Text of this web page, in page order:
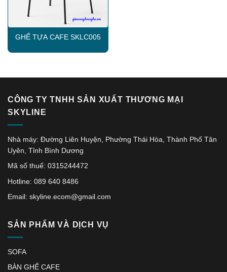
GHẾ TỰA CAFE SKLC005
CÔNG TY TNHH SẢN XUẤT THƯƠNG MẠI
SKYLINE
Nhà máy: Đường Liên Huyện, Phường Thái Hòa, Thành Phố Tân
Uyên, Tỉnh Bình Dương
Mã số thuế: 0315244472
Hotline: 089 640 8486
Email: skyline.ecom@gmail.com
SẢN PHẨM VÀ DỊCH VỤ
SOFA
BÀN GHẾ CAFE